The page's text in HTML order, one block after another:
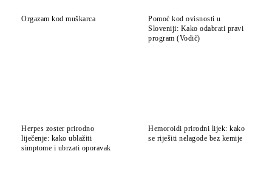
Orgazam kod muškarca
Pomoć kod ovisnosti u
Sloveniji: Kako odabrati pravi
program (Vodič)
Herpes zoster prirodno
liječenje: kako ublažiti
simptome i ubrzati oporavak
Hemoroidi prirodni lijek: kako
se riješiti nelagode bez kemije